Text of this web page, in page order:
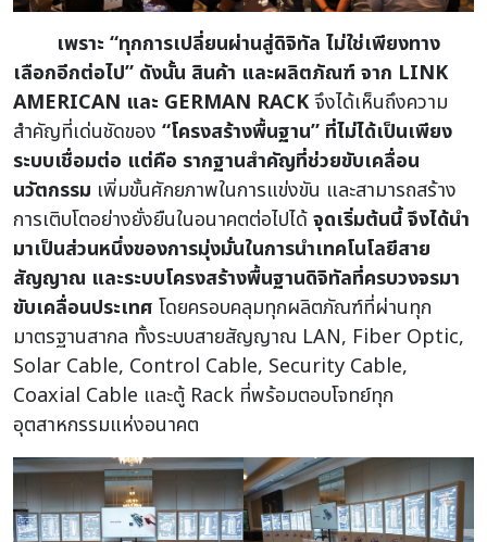
เพราะ “ทุกการเปลี่ยนผ่านสู่ดิจิทัล ไม่ใช่เพียงทาง
เลือกอีกต่อไป” ดังนั้น สินค้า และผลิตภัณฑ์ จาก LINK
AMERICAN และ GERMAN RACKจึงได้เห็นถึงความ
สำคัญที่เด่นชัดของ “โครงสร้างพื้นฐาน” ที่ไม่ได้เป็นเพียง
ระบบเชื่อมต่อ แต่คือ รากฐานสำคัญที่ช่วยขับเคลื่อน
นวัตกรรม เพิ่มขั้นศักยภาพในการแข่งขัน และสามารถสร้าง
การเติบโตอย่างยั่งยืนในอนาคตต่อไปได้จุดเริ่มต้นนี้ จึงได้นำ
มาเป็นส่วนหนึ่งของการมุ่งมั่นในการนำเทคโนโลยีสาย
สัญญาณ และระบบโครงสร้างพื้นฐานดิจิทัลที่ครบวงจรมา
ขับเคลื่อนประเทศ โดยครอบคลุมทุกผลิตภัณฑ์ที่ผ่านทุก
มาตรฐานสากล ทั้งระบบสายสัญญาณ LAN, Fiber Optic,
Solar Cable, Control Cable, Security Cable,
Coaxial Cable และตู้ Rack ที่พร้อมตอบโจทย์ทุก
อุตสาหกรรมแห่งอนาคต